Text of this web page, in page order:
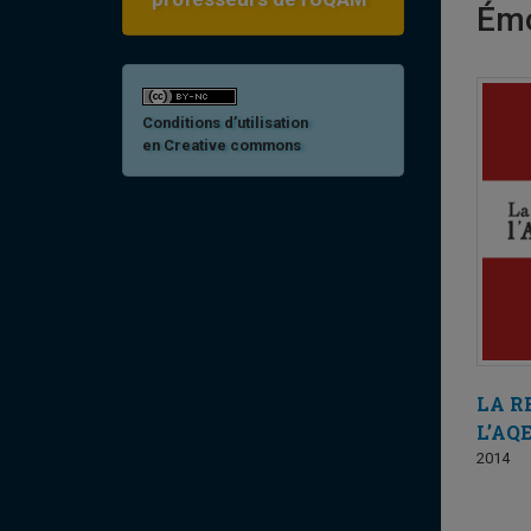
Conditions d’utilisation
en Creative commons
LA
2014